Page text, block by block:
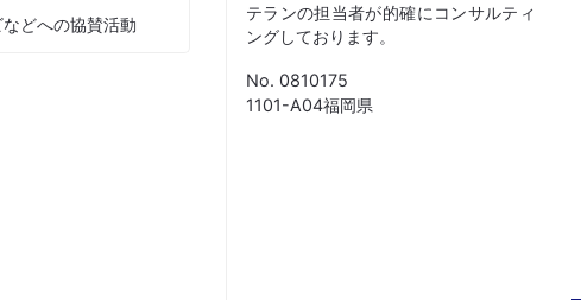
どへの協賛活動
テランの担当者が的確にコンサルティ
ングしております。
No. 0810175
1101-A04福岡県